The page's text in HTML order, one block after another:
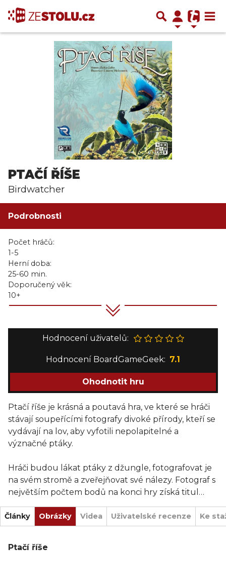
PTAČÍ ŘÍŠE
Birdwatcher
Podrobnosti
Počet hráčů:
1-5
Herní doba:
25-60 min.
Doporučený věk:
10+
Hodnocení uživatelů:
Hodnocení BoardGameGeek: 7.1
Ohodnotit hru
Ptačí říše je krásná a poutavá hra, ve které se hráči
stávají soupeřícími fotografy divoké přírody, kteří se
vydávají na lov, aby vyfotili nepolapitelné a
význačné ptáky.
Hráči budou lákat ptáky z džungle, fotografovat je
na svém stromě a zveřejňovat své nálezy. Fotograf s
největším počtem bodů na konci hry získá titul
Fotograf přírody roku a stává se vítězem!
Krabice obsahuje:
81 karet ptáků
Články Obrázky Videa Uživatelské recenze Ke
Ptačí říše